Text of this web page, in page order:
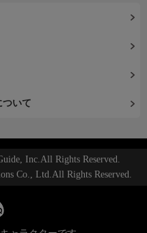
ついて
Inc.All Rights Reserved.
Co., Ltd.All Rights Reserved.